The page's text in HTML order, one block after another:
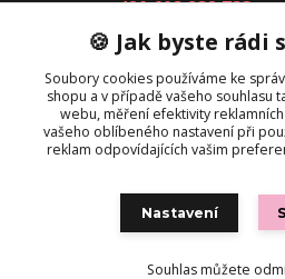
+420 608 832 783
objednavka@directions.cz
🍪 Jak byste rádi
Soubory cookies používáme ke
shopu a v případě vašeho souhlasu
webu, měření efektivity
vašeho oblíbeného nastavení při
reklam odpovídajících vašim
Nastavení
Souhlas můžete